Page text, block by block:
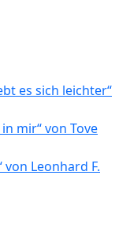
es sich leichter“
mir“ von Tove
von Leonhard F.